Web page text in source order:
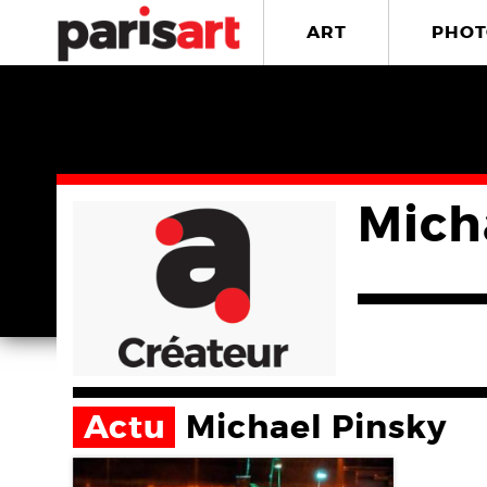
ART
Actu Michael Pinsky